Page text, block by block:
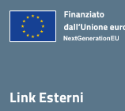
Link Esterni